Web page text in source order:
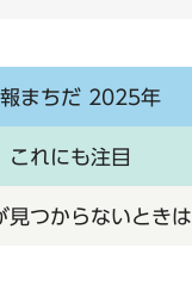
まちだ 2025年
これにも注目
見つからないときは